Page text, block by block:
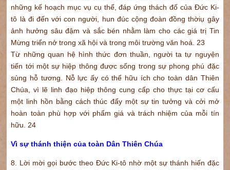
những kế hoạch mục vụ cụ thể, đáp ứng thách đố của Đức Ki-
tô là đi đến với con người, hun đúc cộng đoàn đồng thờiụ gây
ảnh hưởng sâu đậm và sắc bén nhằm làm cho các giá trị Tin
Mừng triển nở trong xã hội và trong môi trường văn hoá. 23
Từ những quan hệ hình thức đơn thuần, người ta tự nguyện
tiến tới một sự hiệp thông được sống trong sự phong phú đặc
sủng hỗ tương. Nỗ lực ấy có thể hữu ích cho toàn dân Thiên
Chúa, vì lẽ linh đạo hiệp thông cung cấp cho thực tại cơ cấu
một linh hồn bằng cách thúc đẩy một sự tin tưởng và cởi mở
hoàn toàn phù hợp với phẩm giá và trách nhiệm của mỗi tín
hữu. 24
Vì sự thánh thiện của toàn Dân Thiên Chúa
8. Lời mời gọi bước theo Đức Ki-tô nhờ một sự thánh hiến đặc